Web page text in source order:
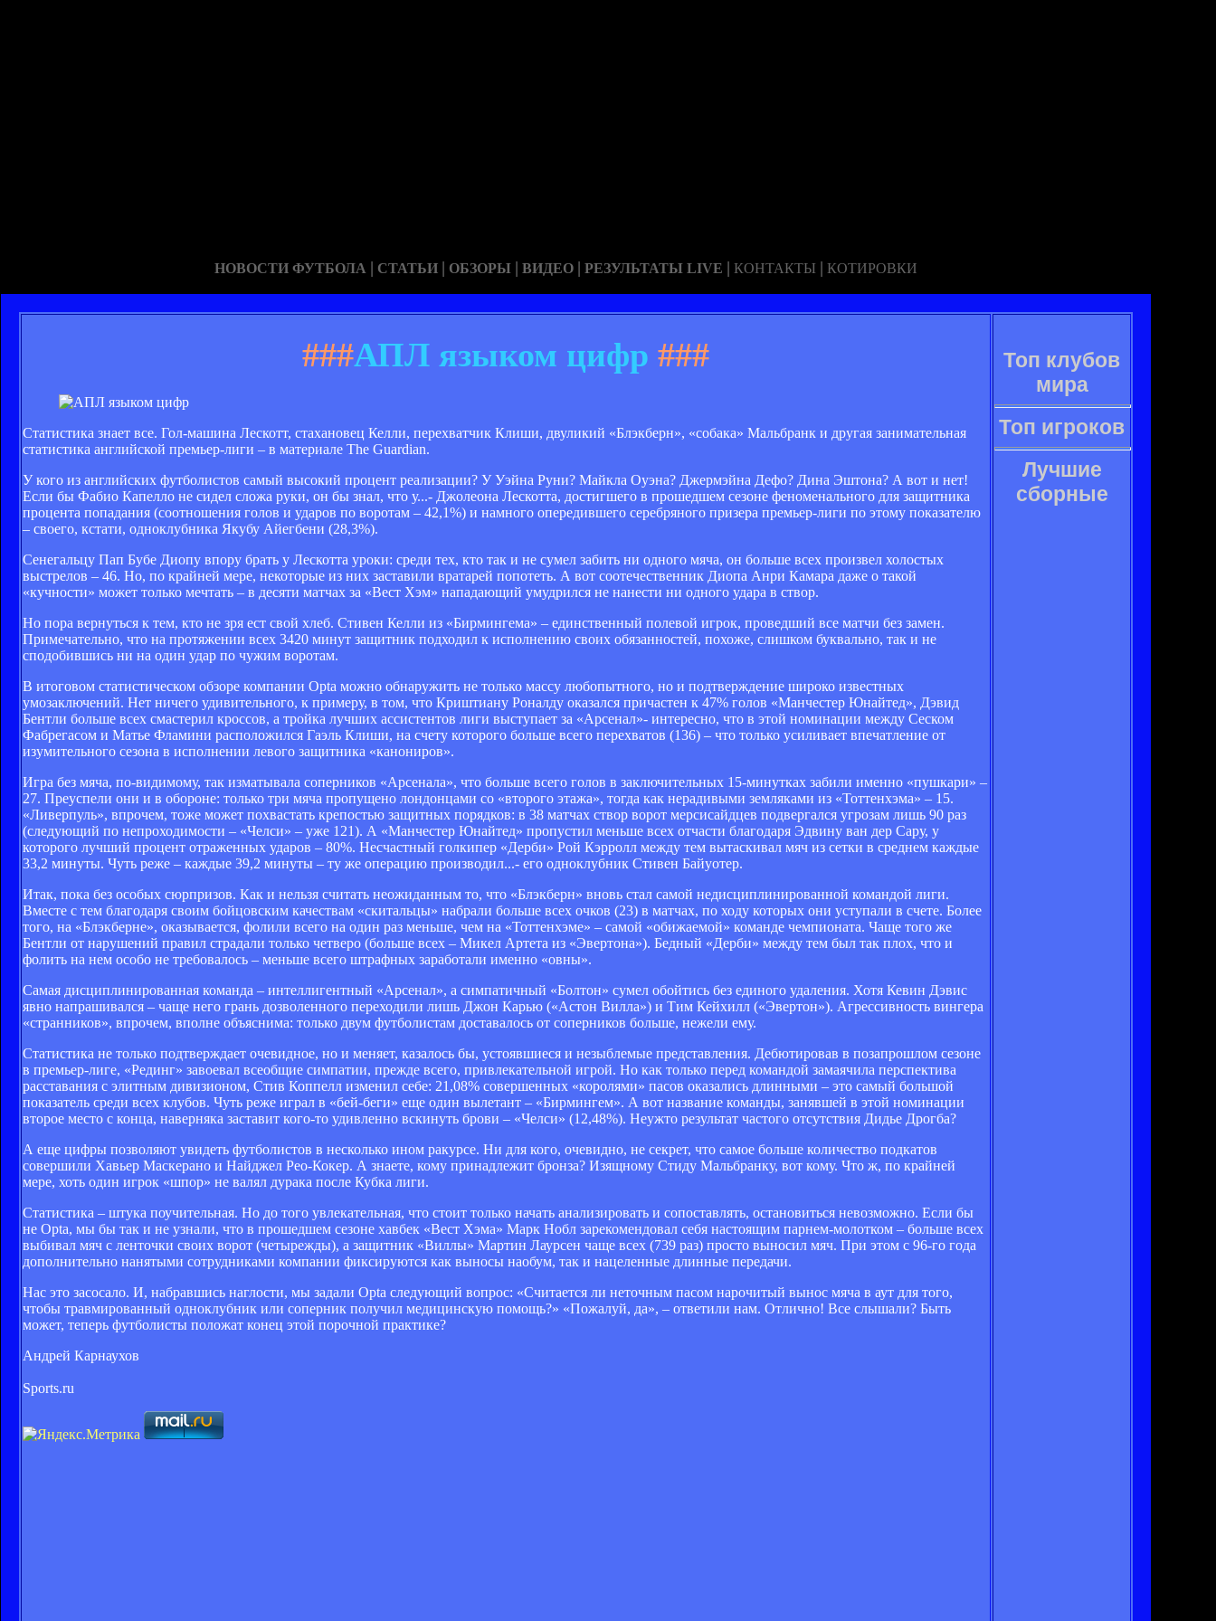
НОВОСТИ ФУТБОЛА | СТАТЬИ | ОБЗОРЫ | ВИДЕО | РЕЗУЛЬТАТЫ LIVE | КОНТАКТЫ | КОТИРОВКИ
###АПЛ языком цифр ###
Статистика знает все. Гол-машина Лескотт, стахановец Келли, перехватчик Клиши, двуликий «Блэкберн», «собака» Мальбранк и другая занимательная
статистика английской премьер-лиги – в материале The Guardian.
У кого из английских футболистов самый высокий процент реализации? У Уэйна Руни? Майкла Оуэна? Джермэйна Дефо? Дина Эштона? А вот и нет!
Если бы Фабио Капелло не сидел сложа руки, он бы знал, что у...- Джолеона Лескотта, достигшего в прошедшем сезоне феноменального для защитника
процента попадания (соотношения голов и ударов по воротам – 42,1%) и намного опередившего серебряного призера премьер-лиги по этому показателю
– своего, кстати, одноклубника Якубу Айегбени (28,3%).
Сенегальцу Пап Бубе Диопу впору брать у Лескотта уроки: среди тех, кто так и не сумел забить ни одного мяча, он больше всех произвел холостых
выстрелов – 46. Но, по крайней мере, некоторые из них заставили вратарей попотеть. А вот соотечественник Диопа Анри Камара даже о такой
«кучности» может только мечтать – в десяти матчах за «Вест Хэм» нападающий умудрился не нанести ни одного удара в створ.
Но пора вернуться к тем, кто не зря ест свой хлеб. Стивен Келли из «Бирмингема» – единственный полевой игрок, проведший все матчи без замен.
Примечательно, что на протяжении всех 3420 минут защитник подходил к исполнению своих обязанностей, похоже, слишком буквально, так и не
сподобившись ни на один удар по чужим воротам.
В итоговом статистическом обзоре компании Opta можно обнаружить не только массу любопытного, но и подтверждение широко известных
умозаключений. Нет ничего удивительного, к примеру, в том, что Криштиану Роналду оказался причастен к 47% голов «Манчестер Юнайтед», Дэвид
Бентли больше всех смастерил кроссов, а тройка лучших ассистентов лиги выступает за «Арсенал»- интересно, что в этой номинации между Сеском
Фабрегасом и Матье Фламини расположился Гаэль Клиши, на счету которого больше всего перехватов (136) – что только усиливает впечатление от
изумительного сезона в исполнении левого защитника «канониров».
Игра без мяча, по-видимому, так изматывала соперников «Арсенала», что больше всего голов в заключительных 15-минутках забили именно «пушкари» –
27. Преуспели они и в обороне: только три мяча пропущено лондонцами со «второго этажа», тогда как нерадивыми земляками из «Тоттенхэма» – 15.
«Ливерпуль», впрочем, тоже может похвастать крепостью защитных порядков: в 38 матчах створ ворот мерсисайдцев подвергался угрозам лишь 90 раз
(следующий по непроходимости – «Челси» – уже 121). А «Манчестер Юнайтед» пропустил меньше всех отчасти благодаря Эдвину ван дер Сару, у
которого лучший процент отраженных ударов – 80%. Несчастный голкипер «Дерби» Рой Кэрролл между тем вытаскивал мяч из сетки в среднем каждые
33,2 минуты. Чуть реже – каждые 39,2 минуты – ту же операцию производил...- его одноклубник Стивен Байуотер.
Итак, пока без особых сюрпризов. Как и нельзя считать неожиданным то, что «Блэкберн» вновь стал самой недисциплинированной командой лиги.
Вместе с тем благодаря своим бойцовским качествам «скитальцы» набрали больше всех очков (23) в матчах, по ходу которых они уступали в счете. Более
того, на «Блэкберне», оказывается, фолили всего на один раз меньше, чем на «Тоттенхэме» – самой «обижаемой» команде чемпионата. Чаще того же
Бентли от нарушений правил страдали только четверо (больше всех – Микел Артета из «Эвертона»). Бедный «Дерби» между тем был так плох, что и
фолить на нем особо не требовалось – меньше всего штрафных заработали именно «овны».
Самая дисциплинированная команда – интеллигентный «Арсенал», а симпатичный «Болтон» сумел обойтись без единого удаления. Хотя Кевин Дэвис
явно напрашивался – чаще него грань дозволенного переходили лишь Джон Карью («Астон Вилла») и Тим Кейхилл («Эвертон»). Агрессивность вингера
«странников», впрочем, вполне объяснима: только двум футболистам доставалось от соперников больше, нежели ему.
Статистика не только подтверждает очевидное, но и меняет, казалось бы, устоявшиеся и незыблемые представления. Дебютировав в позапрошлом сезоне
в премьер-лиге, «Рединг» завоевал всеобщие симпатии, прежде всего, привлекательной игрой. Но как только перед командой замаячила перспектива
расставания с элитным дивизионом, Стив Коппелл изменил себе: 21,08% совершенных «королями» пасов оказались длинными – это самый большой
показатель среди всех клубов. Чуть реже играл в «бей-беги» еще один вылетант – «Бирмингем». А вот название команды, занявшей в этой номинации
второе место с конца, наверняка заставит кого-то удивленно вскинуть брови – «Челси» (12,48%). Неужто результат частого отсутствия Дидье Дрогба?
А еще цифры позволяют увидеть футболистов в несколько ином ракурсе. Ни для кого, очевидно, не секрет, что самое больше количество подкатов
совершили Хавьер Маскерано и Найджел Рео-Кокер. А знаете, кому принадлежит бронза? Изящному Стиду Мальбранку, вот кому. Что ж, по крайней
мере, хоть один игрок «шпор» не валял дурака после Кубка лиги.
Статистика – штука поучительная. Но до того увлекательная, что стоит только начать анализировать и сопоставлять, остановиться невозможно. Если бы
не Opta, мы бы так и не узнали, что в прошедшем сезоне хавбек «Вест Хэма» Марк Нобл зарекомендовал себя настоящим парнем-молотком – больше всех
выбивал мяч с ленточки своих ворот (четырежды), а защитник «Виллы» Мартин Лаурсен чаще всех (739 раз) просто выносил мяч. При этом с 96-го года
дополнительно нанятыми сотрудниками компании фиксируются как выносы наобум, так и нацеленные длинные передачи.
Нас это засосало. И, набравшись наглости, мы задали Opta следующий вопрос: «Считается ли неточным пасом нарочитый вынос мяча в аут для того,
чтобы травмированный одноклубник или соперник получил медицинскую помощь?» «Пожалуй, да», – ответили нам. Отлично! Все слышали? Быть
может, теперь футболисты положат конец этой порочной практике?
Андрей Карнаухов
Sports.ru
Топ клубов
мира
Топ игроков
Лучшие
сборные